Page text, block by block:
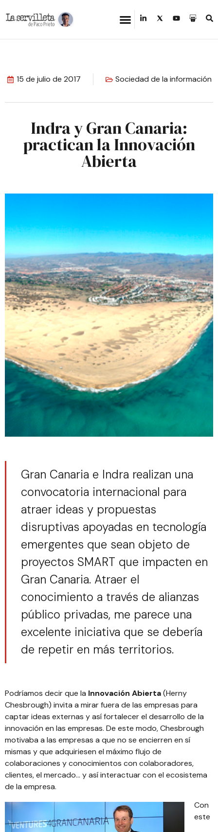
15 de julio de 2017 Sociedad de la información
Indra y Gran Canaria:
practican la Innovación
Abierta
Gran Canaria e Indra realizan una
convocatoria internacional para
atraer ideas y propuestas
disruptivas apoyadas en tecnología
emergentes que sean objeto de
proyectos SMART que impacten en
Gran Canaria. Atraer el
conocimiento a través de alianzas
público privadas, me parece una
excelente iniciativa que se debería
de repetir en más territorios.
Podríamos decir que la Innovación Abierta(Herny
Chesbrough) invita a mirar fuera de las empresas para
captar ideas externas y así fortalecer el desarrollo de la
innovación en las empresas. De este modo, Chesbrough
motivaba a las empresas a que no se encierren en sí
mismas y que adquiriesen el máximo flujo de
colaboraciones y conocimientos con colaboradores,
clientes, el mercado… y así interactuar con el ecosistema
de la empresa.
Con
este